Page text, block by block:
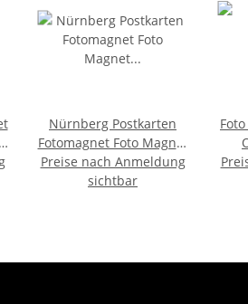
Nürnberg Postkarten
Fotomagnet Foto Magnet
Frauenkirche Schöner
Brunnen Kirche
Preise nach Anmeldung
sichtbar